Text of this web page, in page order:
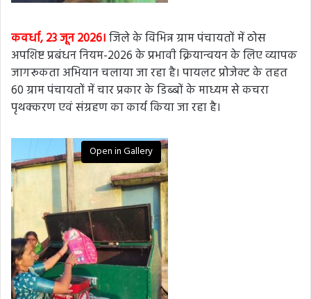
कवर्धा, 23 जून 2026।जिले के विभिन्न ग्राम पंचायतों में ठोस
अपशिष्ट प्रबंधन नियम-2026 के प्रभावी क्रियान्वयन के लिए व्यापक
जागरूकता अभियान चलाया जा रहा है। पायलट प्रोजेक्ट के तहत
60 ग्राम पंचायतों में चार प्रकार के डिब्बों के माध्यम से कचरा
पृथक्करण एवं संग्रहण का कार्य किया जा रहा है।
Open in Gallery